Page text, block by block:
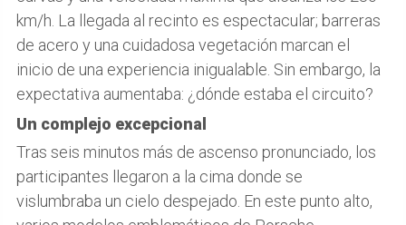
km/h. La llegada al recinto es espectacular; barreras
de acero y una cuidadosa vegetación marcan el
inicio de una experiencia inigualable. Sin embargo, la
expectativa aumentaba: ¿dónde estaba el circuito?
Un complejo excepcional
Tras seis minutos más de ascenso pronunciado, los
participantes llegaron a la cima donde se
vislumbraba un cielo despejado. En este punto alto,